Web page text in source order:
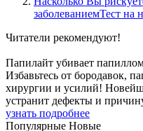
заболеваниемТест
Читатели рекомендуют!
Папилайт убивает
Избавьтесь от бородавок,
хирургии и усилий!
устранит дефекты и
узнать подробнее
Популярные Новые